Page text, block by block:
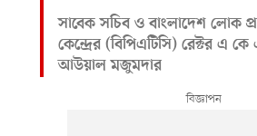
সাবেক সচিব ও বাংলাদেশ লোক
কেন্দ্রের (বিপিএটিসি) রেক্টর এ
আউয়াল মজুমদার